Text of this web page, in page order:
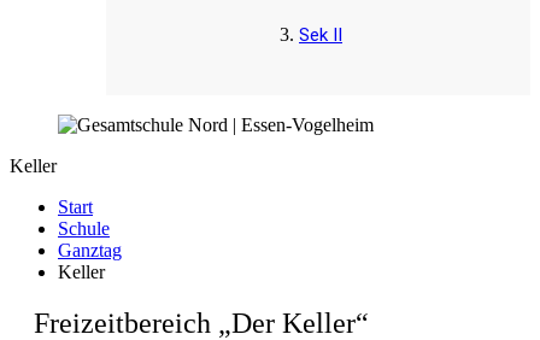
Sek II
Keller
Start
Schule
Ganztag
Keller
Freizeitbereich „Der Keller“